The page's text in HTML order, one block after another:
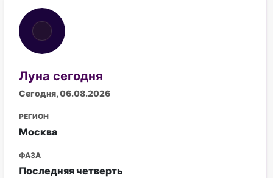
Луна сегодня
Сегодня, 06.08.2026
РЕГИОН
Москва
ФАЗА
Последняя четверть